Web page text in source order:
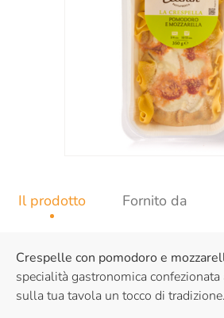
Il prodotto Fornito da
Crespelle con pomodoro e
specialità gastronomica
sulla tua tavola un tocco di tradizione.